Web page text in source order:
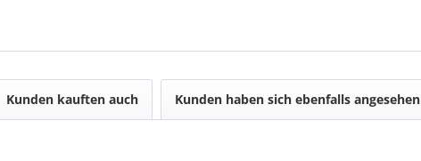
Kunden kauften auch Kunden haben sich ebenfalls angesehen